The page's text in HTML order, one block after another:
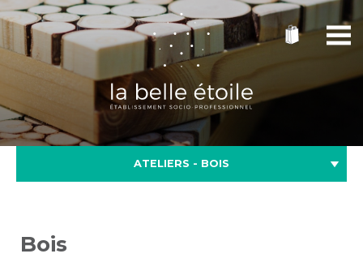
ATELIERS - BOIS
Bois